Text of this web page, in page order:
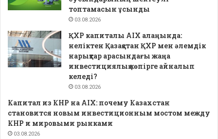
топтамасын ұсынды
03.08.2026
ҚХР капиталы AIX алаңында:
неліктен Қазақстан ҚХР мен әлемдік
нарықтар арасындағы жаңа
инвестициялық көпірге айналып
келеді?
03.08.2026
Капитал из КНР на AIX: почему Казахстан
становится новым инвестиционным мостом между
КНР и мировыми рынками
03.08.2026